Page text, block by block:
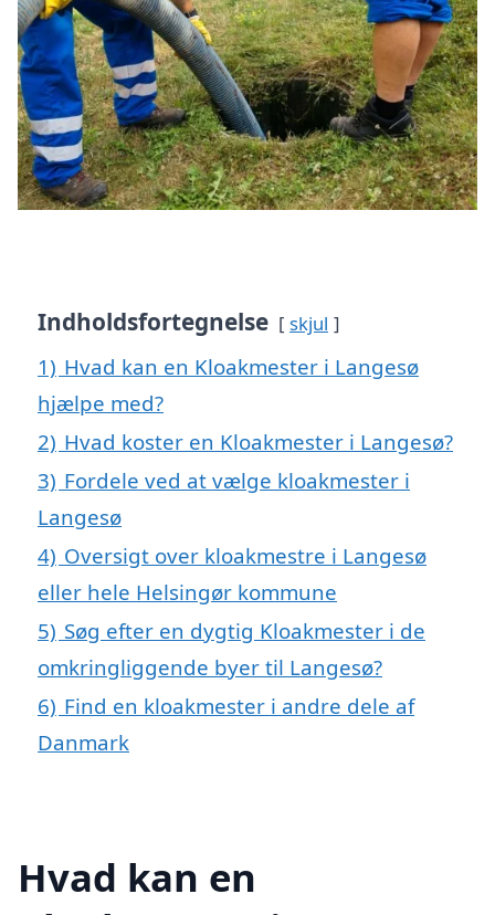
Indholdsfortegnelse skjul
1) Hvad kan en Kloakmester i Langesø
hjælpe med?
2) Hvad koster en Kloakmester i Langesø?
3) Fordele ved at vælge kloakmester i
Langesø
4) Oversigt over kloakmestre i Langesø
eller hele Helsingør kommune
5) Søg efter en dygtig Kloakmester i de
omkringliggende byer til Langesø?
6) Find en kloakmester i andre dele af
Danmark
Hvad kan en